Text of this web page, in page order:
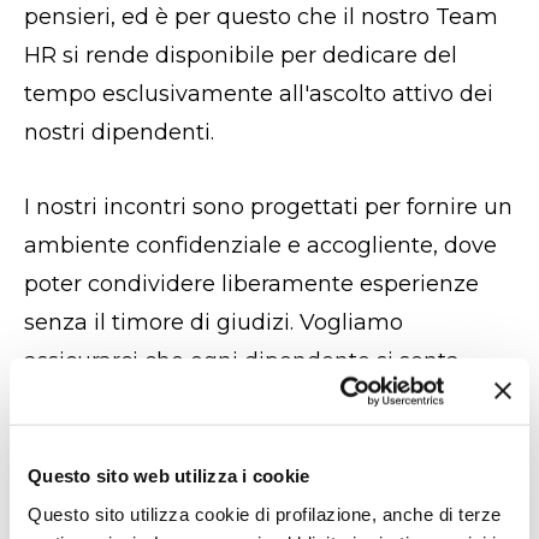
Questo sito web utilizza i cookie
Questo sito utilizza cookie di profilazione, anche di terze
pensieri, ed è per questo che il nostro Team
HR si rende disponibile per dedicare del
tempo esclusivamente all'ascolto attivo dei
nostri dipendenti.
I nostri incontri sono progettati per fornire un
ambiente confidenziale e accogliente, dove
poter condividere liberamente esperienze
senza il timore di giudizi. Vogliamo
assicurarci che ogni dipendente si senta
ascoltato, supportato e libero di esprimersi.
Un invito